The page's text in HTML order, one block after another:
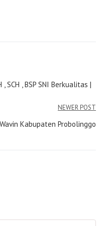
SCH , BSP SNI Berkualitas |
NEWER POST
Kabupaten Probolinggo